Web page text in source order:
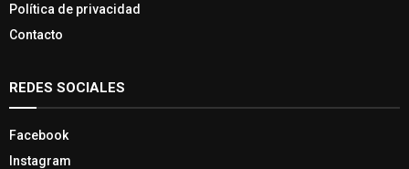
Política de privacidad
Contacto
REDES SOCIALES
Facebook
Instagram